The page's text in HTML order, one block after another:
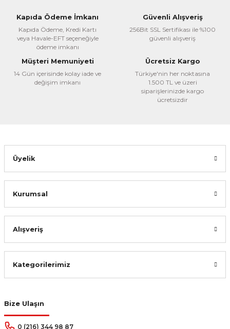
Kapıda Ödeme İmkanı
Kapıda Ödeme, Kredi Kartı
veya Havale-EFT seçeneğiyle
ödeme imkanı
Güvenli Alışveriş
256Bit SSL Sertifikası ile %100
güvenli alışveriş
Müşteri Memuniyeti
14 Gün içerisinde kolay iade ve
değişim imkanı
Ücretsiz Kargo
Türkiye'nin her noktasına
1.500 TL ve üzeri
siparişlerinizde kargo
ücretsizdir
Bize Ulaşın
0 (216) 344 98 87
Üyelik
Kurumsal
Alışveriş
Kategorilerimiz